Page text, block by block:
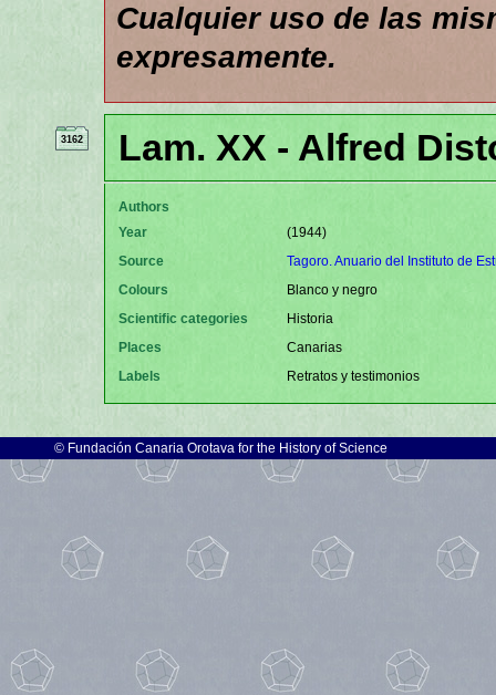
Cualquier uso de las
expresamente.
3162 Lam. XX - Alfred
Authors
Year
(1944)
Source
Tagoro. Anuario del Instituto de
Colours
Blanco y negro
Scientific categories
Historia
Places
Canarias
Labels
Retratos y testimonios
© Fundación Canaria Orotava for the History of Science